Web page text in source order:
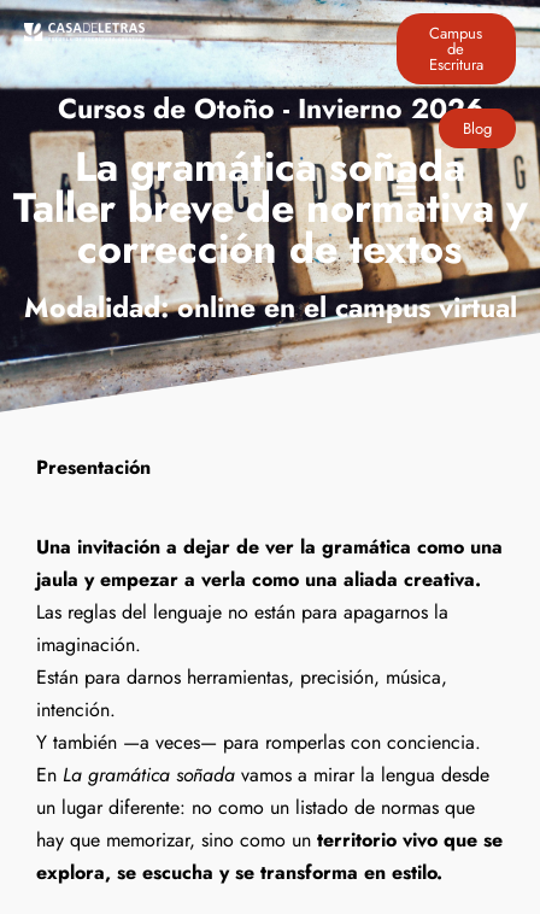
Campus
de
Escritura
Blog
Cursos de Otoño - Invierno 2026
La gramática soñada
Taller breve de normativa y
corrección de textos
Modalidad: online en el campus virtual
Presentación
Una invitación a dejar de ver la gramática como una
jaula y empezar a verla como una aliada creativa.
Las reglas del lenguaje no están para apagarnos la
imaginación.
Están para darnos herramientas, precisión, música,
intención.
Y también —a veces— para romperlas con conciencia.
En La gramática soñada vamos a mirar la lengua desde
un lugar diferente: no como un listado de normas que
hay que memorizar, sino como un territorio vivo que se
explora, se escucha y se transforma en estilo.